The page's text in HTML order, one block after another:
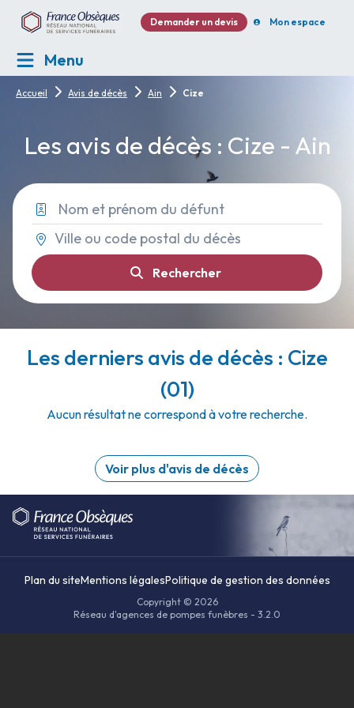
Demander un devis Mon espace
Menu
Accueil Avis de décès Ain Cize
Les avis de décès : Cize - Ain
Rechercher
Les derniers avis de décès : Cize
(01)
Aucun résultat ne correspond à votre recherche.
Voir plus d'avis de décès
Plan du siteMentions légalesPolitique de gestion des données
Copyright © 2026
Réseau d'agences de pompes funèbres - 3.2.0